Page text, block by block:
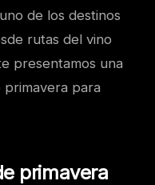
de los destinos
rutas del vino
presentamos una
primavera para
primavera